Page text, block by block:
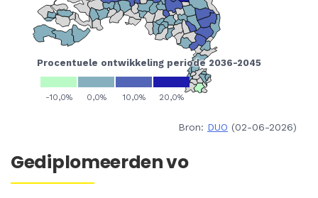
Bron: DUO (02-06-2026)
Gediplomeerden vo